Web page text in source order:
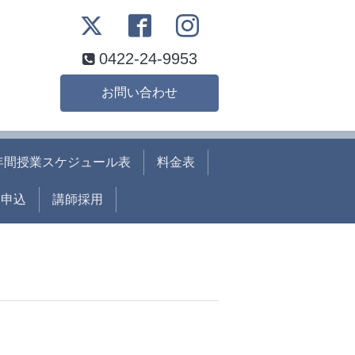
0422-24-9953
お問い合わせ
間授業スケジュール表 料金表
込 講師採用